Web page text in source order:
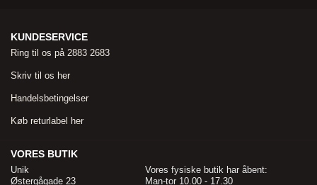
KUNDESERVICE
Ring til os på 2883 2683
Skriv til os her
Handelsbetingelser
Køb returlabel her
VORES BUTIK
Unik
Østergågade 23
Vores fysiske butik har åbent:
Man-tor 10.00 - 17.30